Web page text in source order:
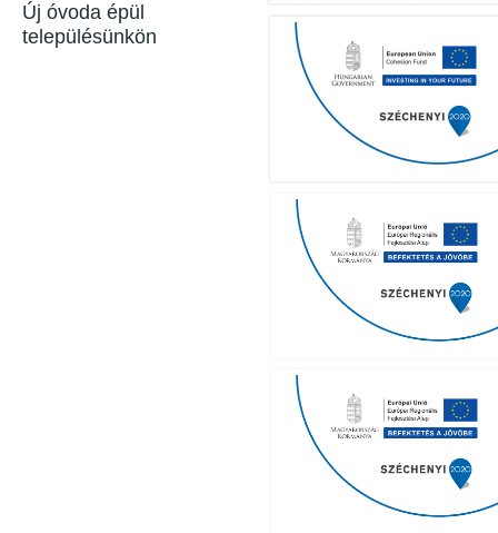
Új óvoda épül
településünkön